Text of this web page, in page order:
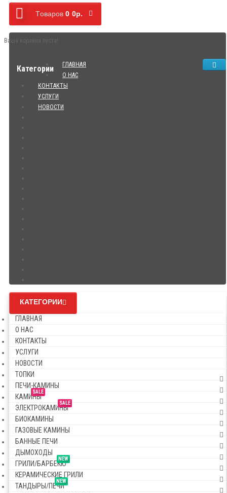
Tоваров 0 0р.
Ваша корзина пуста!
Категории
ГЛАВНАЯ
О НАС
КОНТАКТЫ
УСЛУГИ
НОВОСТИ
КАТЕГОРИИ
ГЛАВНАЯ
О НАС
КОНТАКТЫ
УСЛУГИ
НОВОСТИ
ТОПКИ
ПЕЧИ-КАМИНЫ
SALE
КАМИНЫ
SALE
ЭЛЕКТРОКАМИНЫ
БИОКАМИНЫ
ГАЗОВЫЕ КАМИНЫ
БАННЫЕ ПЕЧИ
ДЫМОХОДЫ
NEW
ГРИЛИ/БАРБЕКЮ
КЕРАМИЧЕСКИЕ ГРИЛИ
NEW
ТАНДЫРЫ/ПЕЧИ